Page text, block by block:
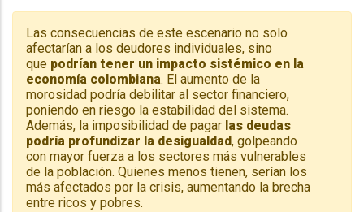
Las consecuencias de este escenario no solo
afectarían a los deudores individuales, sino
que podrían tener un impacto sistémico en la
economía colombiana. El aumento de la
morosidad podría debilitar al sector financiero,
poniendo en riesgo la estabilidad del sistema.
Además, la imposibilidad de pagar las deudas
podría profundizar la desigualdad, golpeando
con mayor fuerza a los sectores más vulnerables
de la población. Quienes menos tienen, serían los
más afectados por la crisis, aumentando la brecha
entre ricos y pobres.